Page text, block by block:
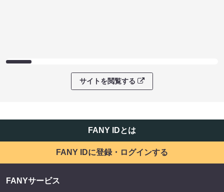
サイトを閲覧する
FANY IDとは
FANY IDに登録・ログインする
FANYサービス